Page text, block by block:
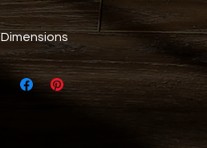
Dimensions
Longueur 22"